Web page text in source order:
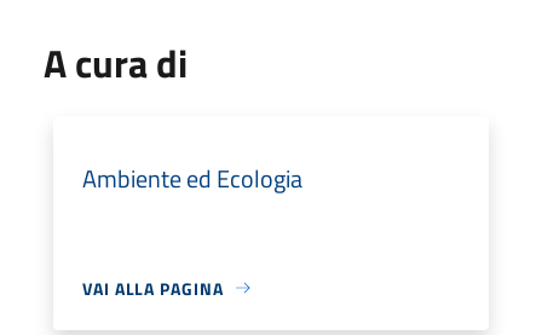
A cura di
Ambiente ed Ecologia
VAI ALLA PAGINA